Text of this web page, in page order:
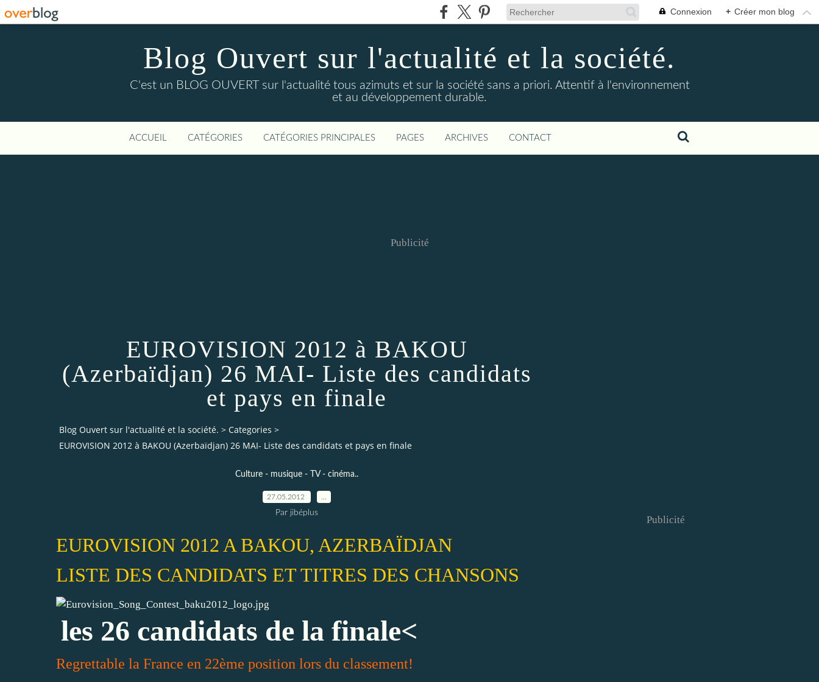
Connexion + Créer mon blog
Blog Ouvert sur l'actualité et la société.
C'est un BLOG OUVERT sur l'actualité tous azimuts et sur la société sans a priori. Attentif à l'environnement
et au développement durable.
ACCUEIL CATÉGORIES CATÉGORIES PRINCIPALES PAGES ARCHIVES CONTACT
Publicité
EUROVISION 2012 à BAKOU
(Azerbaïdjan) 26 MAI- Liste des candidats
et pays en finale
Blog Ouvert sur l'actualité et la société. > Categories >
EUROVISION 2012 à BAKOU (Azerbaïdjan) 26 MAI- Liste des candidats et pays en finale
Culture - musique - TV - cinéma..
27.05.2012
Par jibéplus
EUROVISION 2012 A BAKOU, AZERBAÏDJAN
LISTE DES CANDIDATS ET TITRES DES CHANSONS
les 26 candidats de la finale<
Regrettable la France en 22ème position lors du classement!
Publicité